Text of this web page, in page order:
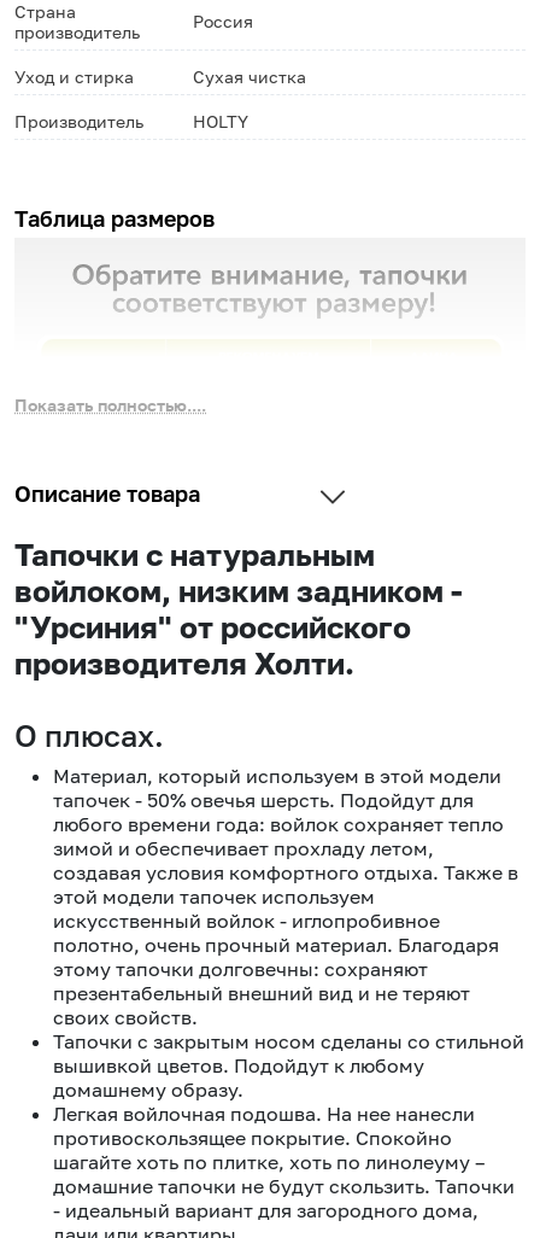
Страна
производитель
Россия
Уход и стирка Сухая чистка
Производитель HOLTY
Таблица размеров
Показать полностью....
Описание товара
Тапочки с натуральным
войлоком, низким задником -
"Урсиния" от российского
производителя Холти.
О плюсах.
Материал, который используем в этой модели
тапочек - 50% овечья шерсть. Подойдут для
любого времени года: войлок сохраняет тепло
зимой и обеспечивает прохладу летом,
создавая условия комфортного отдыха. Также в
этой модели тапочек используем
искусственный войлок - иглопробивное
полотно, очень прочный материал. Благодаря
этому тапочки долговечны: сохраняют
презентабельный внешний вид и не теряют
своих свойств.
Тапочки с закрытым носом сделаны со стильной
вышивкой цветов. Подойдут к любому
домашнему образу.
Легкая войлочная подошва. На нее нанесли
противоскользящее покрытие. Спокойно
шагайте хоть по плитке, хоть по линолеуму –
домашние тапочки не будут скользить. Тапочки
- идеальный вариант для загородного дома,